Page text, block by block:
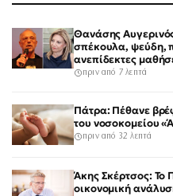
Θανάσης
σπέκουλα, ψεύδη,
ανεπίδεκτες
πριν από 7 λεπτά
Πάτρα: Πέθανε
του νοσοκομείου
πριν από 32 λεπτά
Άκης Σκέρτσος: Το
οικονομική